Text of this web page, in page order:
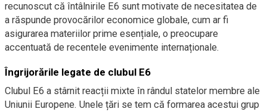
recunoscut că întâlnirile E6 sunt motivate de necesitatea de
a răspunde provocărilor economice globale, cum ar fi
asigurarea materiilor prime esențiale, o preocupare
accentuată de recentele evenimente internaționale.
Îngrijorările legate de clubul E6
Clubul E6 a stârnit reacții mixte în rândul statelor membre ale
Uniunii Europene. Unele țări se tem că formarea acestui grup